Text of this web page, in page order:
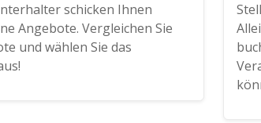
schicken Ihnen
Angebote. Vergleichen Sie
und wählen Sie das